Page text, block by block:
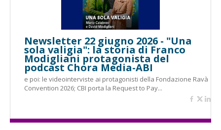
Newsletter 22 giugno 2026 - "Una
sola valigia": la storia di Franco
Modigliani protagonista del
podcast Chora Media-ABI
e poi: le videointerviste ai protagonisti della Fondazione Ravà
Convention 2026; CBI porta la Request to Pay...